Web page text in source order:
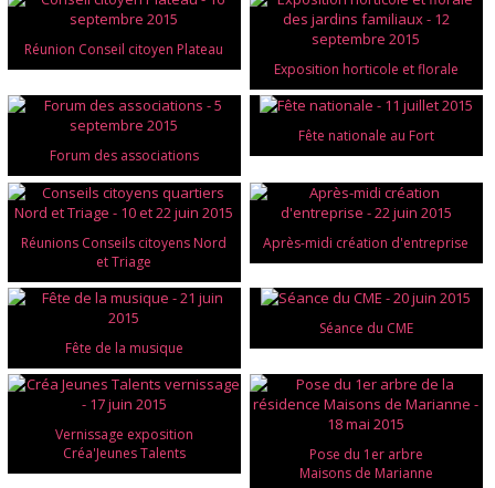
Réunion Conseil citoyen Plateau
Exposition horticole et florale
Forum des associations
Fête nationale au Fort
Réunions Conseils citoyens Nord
et Triage
Après-midi création d'entreprise
Fête de la musique
Séance du CME
Vernissage exposition
Créa'Jeunes Talents
Pose du 1er arbre
Maisons de Marianne